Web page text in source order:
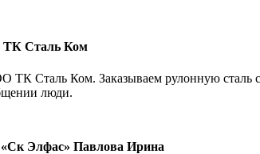
ТК Сталь Ком
Сталь Ком. Заказываем рулонную сталь
люди.
Элфас» Павлова Ирина